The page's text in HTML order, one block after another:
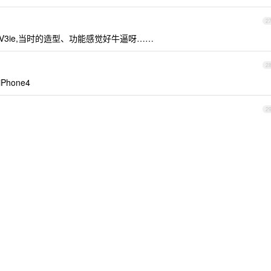
27
当时的造型、功能感觉好牛逼呀……
28
29